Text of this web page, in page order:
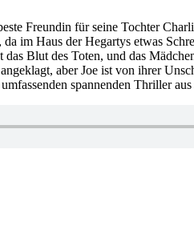
der
Mann
im
Mond
schaut
Freundin für seine Tochter
im Haus der Hegartys etwas
Blut des Toten, und das
aber Joe ist von ihrer
spannenden Thriller